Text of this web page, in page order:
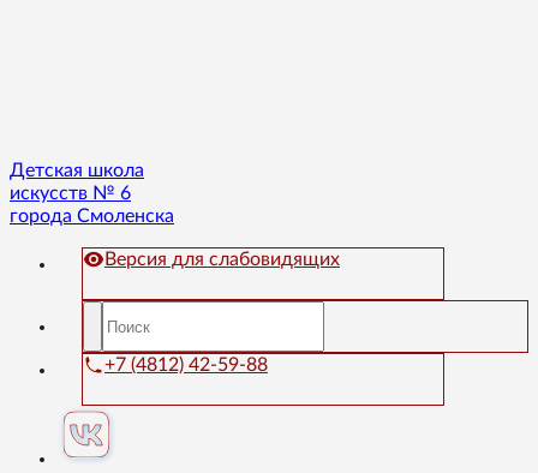
Детская школа
искусств № 6
города Смоленска
Версия для слабовидящих
+7 (4812) 42-59-88